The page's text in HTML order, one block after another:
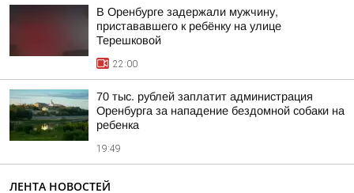
В Оренбурге задержали мужчину,
пристававшего к ребёнку на улице
Терешковой
22:00
70 тыс. рублей заплатит администрация
Оренбурга за нападение бездомной собаки на
ребенка
19:49
ЛЕНТА НОВОСТЕЙ